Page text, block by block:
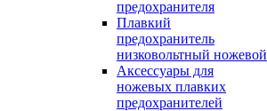
предохранителя
Плавкий
предохранитель
низковольтный ножевой
Аксессуары для
ножевых плавких
предохранителей